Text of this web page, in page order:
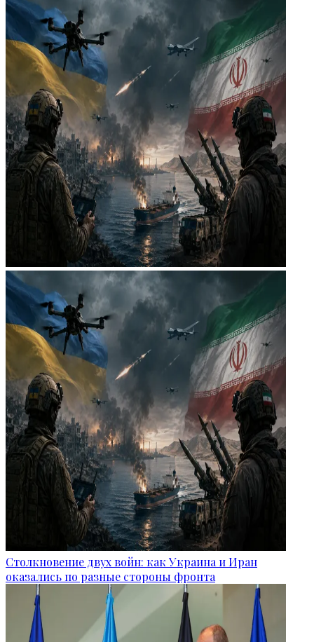
Столкновение двух войн: как Украина и Иран
оказались по разные стороны фронта